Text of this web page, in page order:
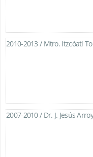
2010-2013 / Mtro. Itzcóatl
2007-2010 / Dr. J. Jesús